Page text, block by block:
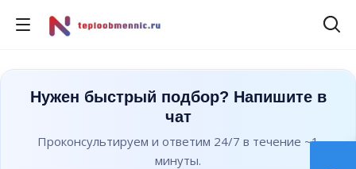
Нужен быстрый подбор? Напишите в
чат
Проконсультируем и ответим 24/7 в течение ~1
минуты.